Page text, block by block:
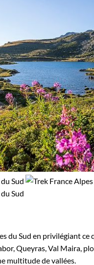
du Sud en privilégiant ce
Queyras, Val Maira,
multitude de vallées.